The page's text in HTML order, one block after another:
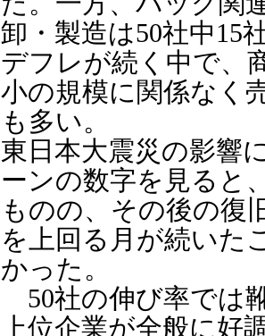
卸・製造は50社中15
デフレが続く中で、
小の規模に関係なく
も多い。
東日本大震災の影響
ーンの数字を見ると
ものの、その後の復
を上回る月が続いた
かった。
50社の伸び率では
上位企業が全般に好